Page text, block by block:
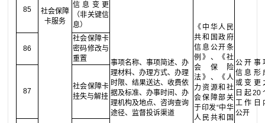
社会保障
卡服务
85
信息变更
（非关键信
息）
事项名称、事项简述、办
理材料、办理方式、办理
时限、结果送达、收费依
据及标准、办事时间、办
理机构及地点、咨询查询
途径、监督投诉渠道
《中华人民
共和国政府
信息公开条
例》、《社
会保险
法》、《人
力资源和社
会保障部关
于印发“中华
人民共和国
公开事
信息形
或变更
日起20
工作日
公开
86
社会保障卡
密码修改与
重置
87
社会保障卡
挂失与解挂